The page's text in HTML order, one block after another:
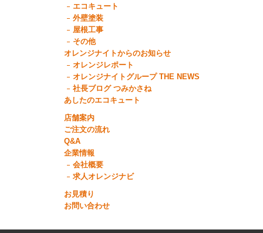
エコキュート
外壁塗装
屋根工事
その他
オレンジナイトからのお知らせ
オレンジレポート
オレンジナイトグループ THE NEWS
社長ブログ つみかさね
あしたのエコキュート
店舗案内
ご注文の流れ
Q&A
企業情報
会社概要
求人オレンジナビ
お見積り
お問い合わせ